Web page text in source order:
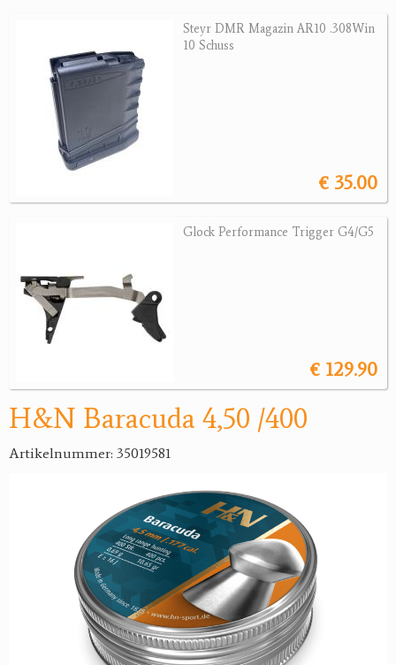
Jagdreviere
Bücher, Videos
Antikes
Steyr DMR Magazin AR10 .308Win
10 Schuss
€ 35.00
Glock Performance Trigger G4/G5
€ 129.90
H&N Baracuda 4,50 /400
Artikelnummer: 35019581